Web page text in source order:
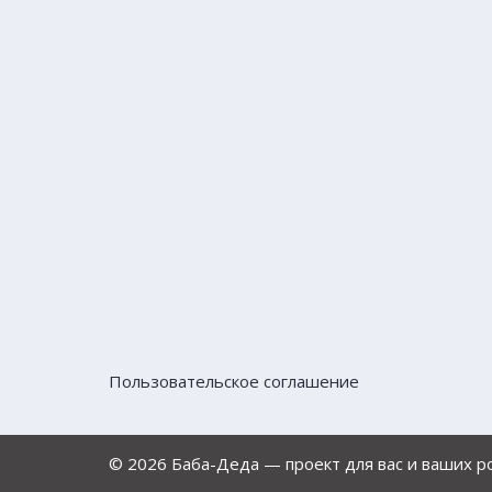
Пользовательское соглашение
© 2026 Баба-Деда — проект для вас и ваших